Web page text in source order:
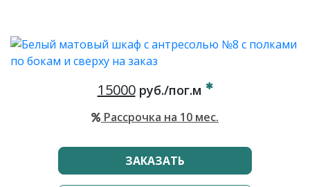
15000руб./пог.м
Рассрочка на 10 мес.
ЗАКАЗАТЬ